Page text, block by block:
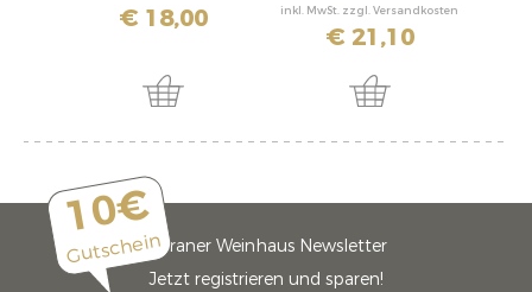
€ 18,00 inkl. MwSt. zzgl. Versandkosten
€ 21,10
10€
GutscheinMeraner Weinhaus Newsletter
Jetzt registrieren und sparen!